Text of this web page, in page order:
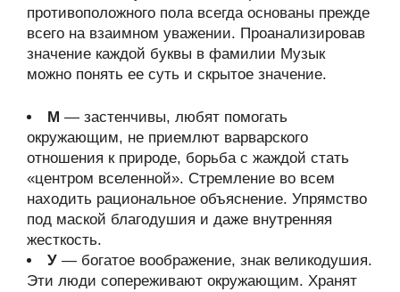
противоположного пола всегда основаны прежде
всего на взаимном уважении. Проанализировав
значение каждой буквы в фамилии Музык
можно понять ее суть и скрытое значение.
М — застенчивы, любят помогать
окружающим, не приемлют варварского
отношения к природе, борьба с жаждой стать
«центром вселенной». Стремление во всем
находить рациональное объяснение. Упрямство
под маской благодушия и даже внутренняя
жесткость.
У — богатое воображение, знак великодушия.
Эти люди сопереживают окружающим. Хранят